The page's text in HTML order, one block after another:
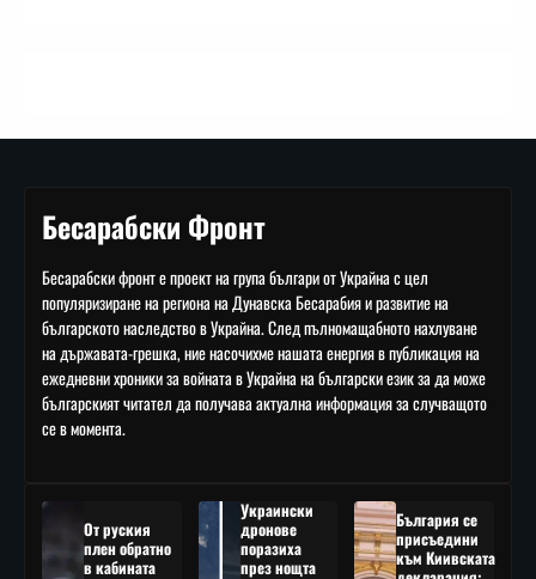
Бесарабски Фронт
Бесарабски фронт е проект на група българи от Украйна с цел
популяризиране на региона на Дунавска Бесарабия и развитие на
българското наследство в Украйна. След пълномащабното нахлуване
на държавата-грешка, ние насочихме нашата енергия в публикация на
ежедневни хроники за войната в Украйна на български език за да може
българският читател да получава актуална информация за случващото
се в момента.
От руския
плен обратно
в кабината
Украински
дронове
поразиха
през нощта
България се
присъедини
към Киивската